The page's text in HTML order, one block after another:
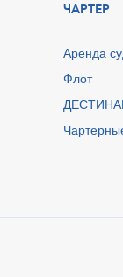
ЧАРТЕР
Аренда
Флот